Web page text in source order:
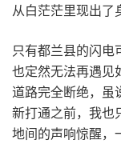
从白茫茫里现出了
只有都兰县的闪电
也定然无法再遇见
道路完全断绝，虽
新打通之前，我也
地间的声响惊醒，